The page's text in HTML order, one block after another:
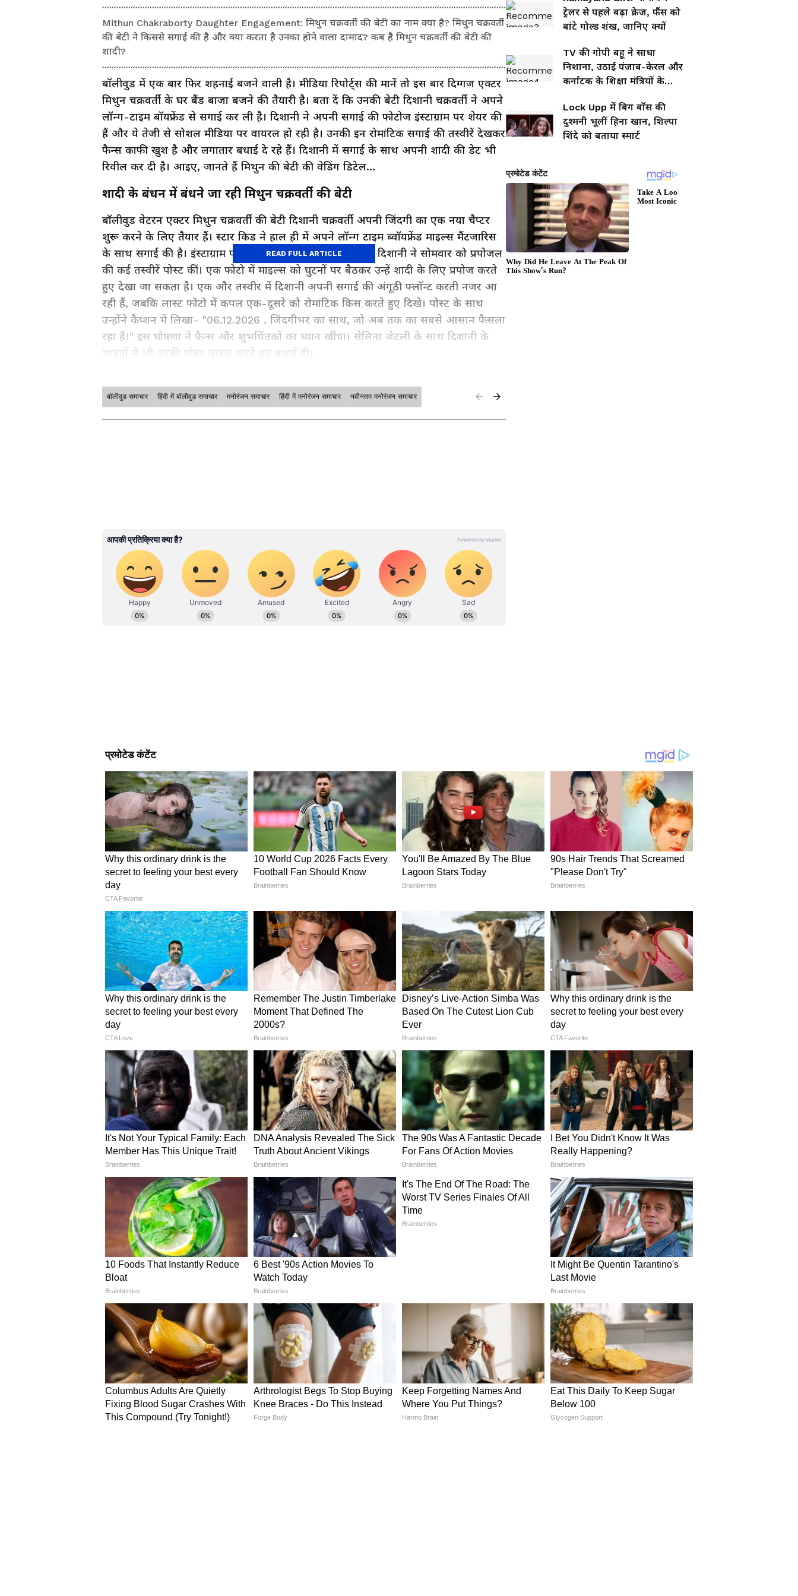
Mithun Chakraborty Daughter Engagement: मिथुन चक्रवर्ती की बेटी का नाम क्या है? मिथुन चक्रवर्ती
की बेटी ने किससे सगाई की है और क्या करता है उनका होने वाला दामाद? कब है मिथुन चक्रवर्ती की बेटी की
शादी?
बॉलीवुड में एक बार फिर शहनाई बजने वाली है। मीडिया रिपोर्ट्स की मानें तो इस बार दिग्गज एक्टर
मिथुन चक्रवर्ती के घर बैंड बाजा बजने की तैयारी है। बता दें कि उनकी बेटी दिशानी चक्रवर्ती ने अपने
लॉन्ग-टाइम बॉयफ्रेंड से सगाई कर ली है। दिशानी ने अपनी सगाई की फोटोज इंस्टाग्राम पर शेयर की
हैं और ये तेजी से सोशल मीडिया पर वायरल हो रही है। उनकी इन रोमांटिक सगाई की तस्वीरें देखकर
फैन्स काफी खुश है और लगातार बधाई दे रहे हैं। दिशानी में सगाई के साथ अपनी शादी की डेट भी
रिवील कर दी है। आइए, जानते हैं मिथुन की बेटी की वेडिंग डिटेल...
शादी के बंधन में बंधने जा रही मिथुन चक्रवर्ती की बेटी
बॉलीवुड वेटरन एक्टर मिथुन चक्रवर्ती की बेटी दिशानी चक्रवर्ती अपनी जिंदगी का एक नया चैप्टर
शुरू करने के लिए तैयार हैं। स्टार किड ने हाल ही में अपने लॉन्ग टाइम ब्वॉयफ्रेंड माइल्स मैंटजारिस
के साथ सगाई की है। इंस्टाग्राम पर ये खुशी की खबर शेयर करते हुए दिशानी ने सोमवार को प्रपोजल
की कई तस्वीरें पोस्ट कीं। एक फोटो में माइल्स को घुटनों पर बैठकर उन्हें शादी के लिए प्रपोज करते
हुए देखा जा सकता है। एक और तस्वीर में दिशानी अपनी सगाई की अंगूठी फ्लॉन्ट करती नजर आ
रही हैं, जबकि लास्ट फोटो में कपल एक-दूसरे को रोमांटिक किस करते हुए दिखे। पोस्ट के साथ
उन्होंने कैप्शन में लिखा- "06.12.2026 . जिंदगीभर का साथ, जो अब तक का सबसे आसान फैसला
रहा है।" इस घोषणा ने फैन्स और शुभचिंतकों का ध्यान खींचा। सेलिना जेटली के साथ दिशानी के
भाइयों ने भी उनकी पोस्ट लाइक करते हुए बधाई दी।
कौन है मिथुन चक्रवर्ती का होने वाली दामाद
मिथुन चक्रवर्ती की बेटी दिशानी चक्रवर्ती की सगाई के बाद अब सवाल उठ रहे हैं कि आखिर उनका
होने वाला दामाद कौन है और क्या करता है। बता दें कि दिशानी ने माइल्स मैंटजारिस से सगाई की है।
उनके इंस्टा बायो के हिसाब से वे एक स्टेडीकैम ऑपरेटर और कलरलिस्ट के तौर पर काम करते हैं।
आपको बता दें कि कपल ने अपने रिश्ते को लाइमलाइट से दूर रखा, लेकिन सगाई की तस्वीरों ने
उनके खास पलों की झलक दिखाई और फॉलोअर्स को खुश कर दिया। बात दिशानी की करें तो वे
मिथुन और उनकी एक्ट्रेस पत्नी योगिता बाली की गोद ली हुई बेटी हैं। इस कपल के दिशानी को
मिलाकर चार बच्चे हैं, इसमें तीन बेटे मिमोह, उश्मे, नमाशी हैं।
READ FULL ARTICLE
मनोरंजन जगत की सबसे खास खबरें अब एक क्लिक पर। फिल्में, टीवी शो, वेब सीरीज़ और स्टार
न्यूज हिंदी में कार्यरत हैं, यहां पर मनोरंजन बीट पर काम कर रही हैं। इससे पहले राखी देशबुंध, दैनिक सांध्य प्रकाश,
दैनिक अग्निबाण, नवभारत समाचार पत्र, दैनिक भास्कर समाचार पत्र, पीपुल्स समाचार पत्र, स्टार समाचर पत्र, दैनिक
भास्कर डिजीटल में काम कर चुकी हैं। कला और संस्कृति के क्षेत्र में रिपोर्टिंग का अनुभव।
बॉलीवुड समाचार हिंदी में बॉलीवुड समाचार मनोरंजन समाचार हिंदी में मनोरंजन समाचार नवीनतम मनोरंजन समाचार
ट्रेलर से पहले बढ़ा क्रेज, फैंस को
बांटे गोल्ड शंख, जानिए क्यों
TV की गोपी बहू ने साधा
निशाना, उठाई पंजाब-केरल और
कर्नाटक के शिक्षा मंत्रियों के
Lock Upp में बिग बॉस की
दुश्मनी भूलीं हिना खान, शिल्पा
शिंदे को बताया स्मार्ट